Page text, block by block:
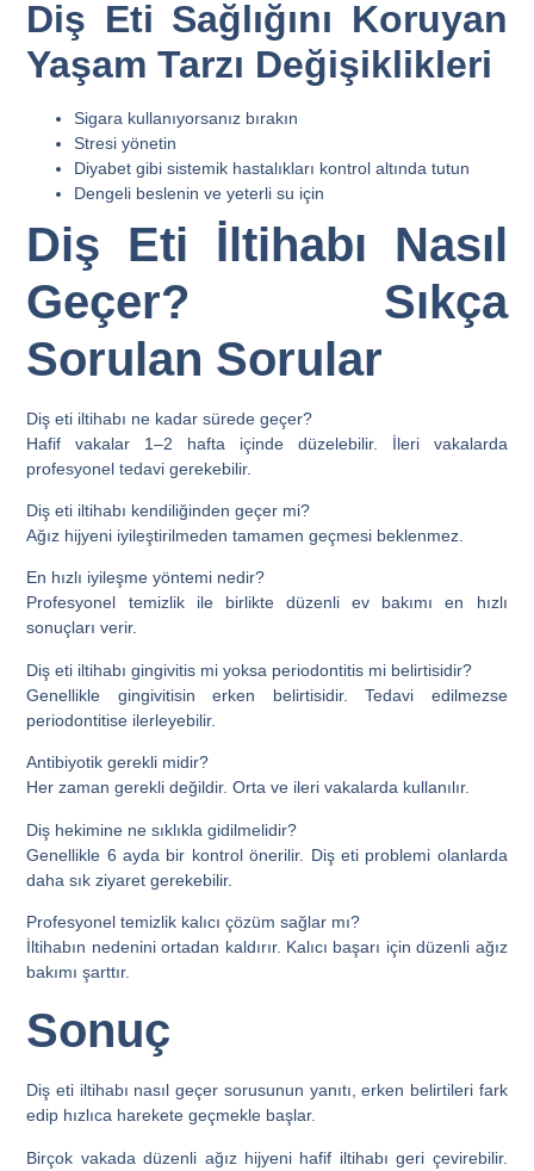
Diş Eti Sağlığını Koruyan
Yaşam Tarzı Değişiklikleri
Sigara kullanıyorsanız bırakın
Stresi yönetin
Diyabet gibi sistemik hastalıkları kontrol altında tutun
Dengeli beslenin ve yeterli su için
Diş Eti İltihabı Nasıl
Geçer? Sıkça
Sorulan Sorular
Diş eti iltihabı ne kadar sürede geçer?
Hafif vakalar 1–2 hafta içinde düzelebilir. İleri vakalarda
profesyonel tedavi gerekebilir.
Diş eti iltihabı kendiliğinden geçer mi?
Ağız hijyeni iyileştirilmeden tamamen geçmesi beklenmez.
En hızlı iyileşme yöntemi nedir?
Profesyonel temizlik ile birlikte düzenli ev bakımı en hızlı
sonuçları verir.
Diş eti iltihabı gingivitis mi yoksa periodontitis mi belirtisidir?
Genellikle gingivitisin erken belirtisidir. Tedavi edilmezse
periodontitise ilerleyebilir.
Antibiyotik gerekli midir?
Her zaman gerekli değildir. Orta ve ileri vakalarda kullanılır.
Diş hekimine ne sıklıkla gidilmelidir?
Genellikle 6 ayda bir kontrol önerilir. Diş eti problemi olanlarda
daha sık ziyaret gerekebilir.
Profesyonel temizlik kalıcı çözüm sağlar mı?
İltihabın nedenini ortadan kaldırır. Kalıcı başarı için düzenli ağız
bakımı şarttır.
Sonuç
Diş eti iltihabı nasıl geçer sorusunun yanıtı, erken belirtileri fark
edip hızlıca harekete geçmekle başlar.
Birçok vakada düzenli ağız hijyeni hafif iltihabı geri çevirebilir.